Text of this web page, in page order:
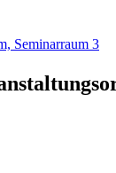
Seminarraum 3